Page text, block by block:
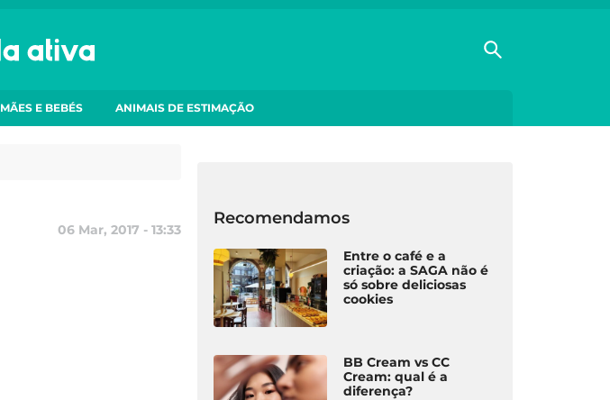
MÃES E BEBÉS ANIMAIS DE ESTIMAÇÃO
06 Mar, 2017 - 13:33
Recomendamos
Entre o café e a
criação: a SAGA não é
só sobre deliciosas
cookies
BB Cream vs CC
Cream: qual é a
diferença?